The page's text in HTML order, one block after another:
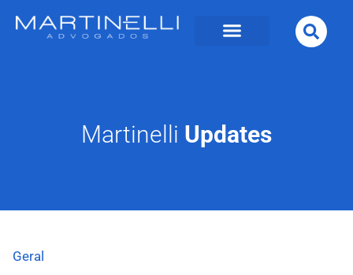
Martinelli Updates
Geral